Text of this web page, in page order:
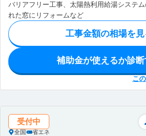
バリアフリー工事、太陽熱利用給湯システ
れた窓にリフォームなど
工事金額の相場を見
補助金が使えるか診
こ
受付中
全国 省エネ